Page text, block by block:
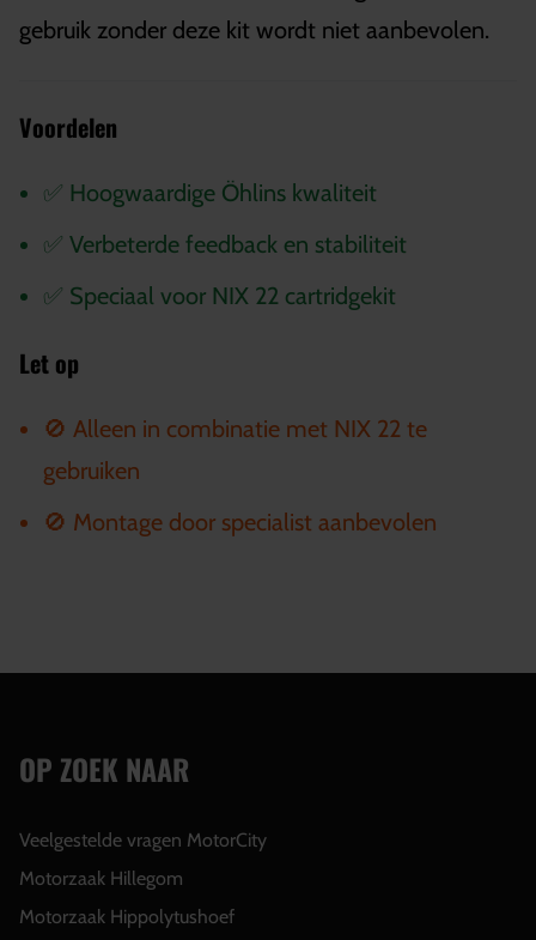
gebruik zonder deze kit wordt niet aanbevolen.
Voordelen
✅ Hoogwaardige Öhlins kwaliteit
✅ Verbeterde feedback en stabiliteit
✅ Speciaal voor NIX 22 cartridgekit
Let op
🚫 Alleen in combinatie met NIX 22 te
gebruiken
🚫 Montage door specialist aanbevolen
OP ZOEK NAAR
Veelgestelde vragen MotorCity
Motorzaak Hillegom
Motorzaak Hippolytushoef